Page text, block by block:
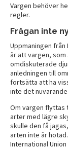
Vargen behöver
regler.
Frågan inte
Uppmaningen från
är att vargen, som
omdiskuterade
anledningen till
fortsätta att ha
inte det
Om vargen flyttas
arter med lägre
skulle den få
arten inte är hotad.
International